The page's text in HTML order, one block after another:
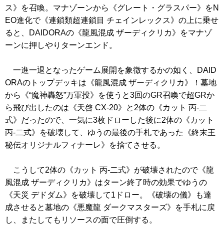
ス》
を召喚。マナゾーンから 《グレート・グラスパー》
をN
EO進化で《連鎖類超連鎖目 チェインレックス》 の上に乗せ
ると、DAIDORAの 《龍風混成 ザーディクリカ》
をマナゾ
ーンに押しやりターンエンド。
一進一退となったゲーム展開を象徴するかの如く、DAID
ORAのトップデッキは 《龍風混成 ザーディクリカ》
！墓地
から
《“魔神轟怒”万軍投》
を使うと3回のGR召喚で超GRか
ら飛び出したのは 《天啓 CX-20》 と2体の 《カット 丙-二
式》 だったので、一気に3枚ドローした後に2体の 《カット
丙-二式》
を破壊して、ゆうの最後の手札であった
《終末王
秘伝オリジナルフィナーレ》
を捨てさせる。
こうして2体の 《カット 丙-二式》 が破壊されたので《龍
風混成 ザーディクリカ》 はターン終了時の効果でゆうの
《天災 デドダム》
を破壊して1ドロー。 《破壊の儀》
も達
成させると墓地の 《悪魔龍 ダークマスターズ》
を手札に戻
し、またしてもリソースの面で圧倒する。